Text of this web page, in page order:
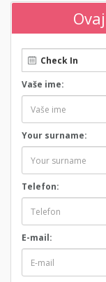
Vaše ime:
Your surname:
Telefon:
E-mail: